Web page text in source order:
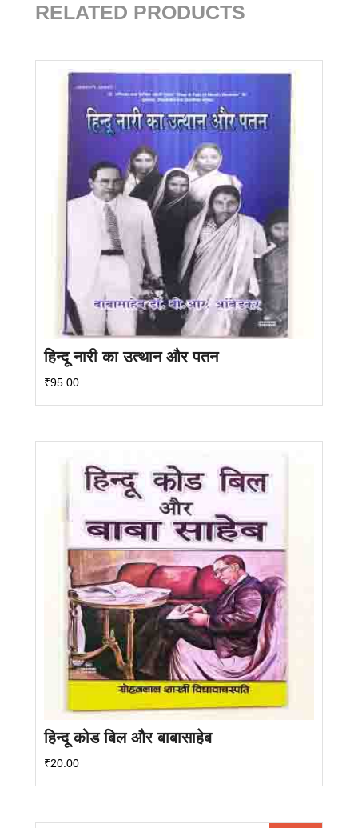
RELATED PRODUCTS
हिन्दू नारी का उत्थान और पतन
₹95.00
हिन्दू कोड बिल और बाबासाहेब
₹20.00